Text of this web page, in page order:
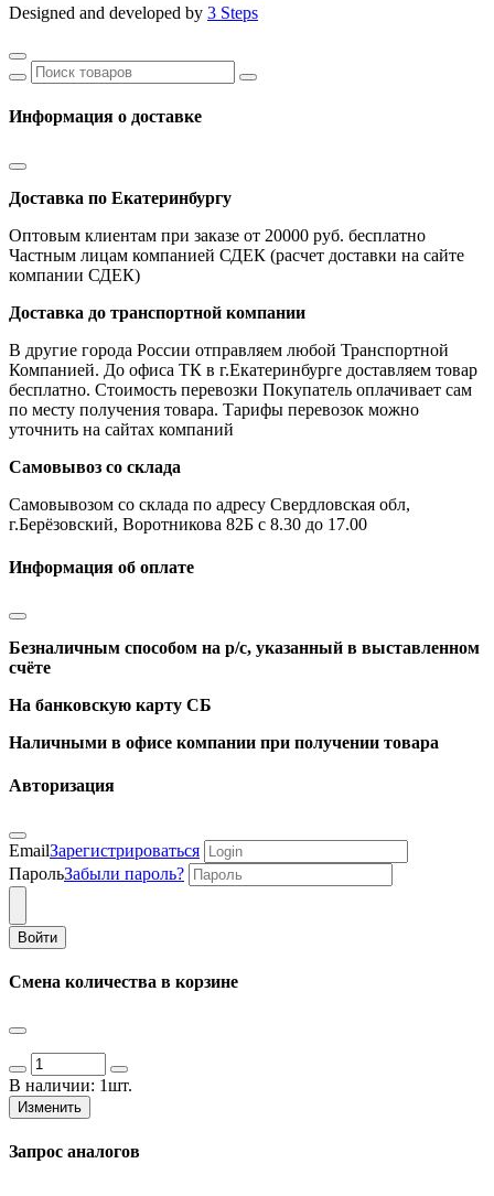
Designed and developed by 3 Steps
Информация о доставке
Доставка по Екатеринбургу
Оптовым клиентам при заказе от 20000 руб. бесплатно
Частным лицам компанией СДЕК (расчет доставки на сайте
компании СДЕК)
Доставка до транспортной компании
В другие города России отправляем любой Транспортной
Компанией. До офиса ТК в г.Екатеринбурге доставляем товар
бесплатно. Стоимость перевозки Покупатель оплачивает сам
по месту получения товара. Тарифы перевозок можно
уточнить на сайтах компаний
Самовывоз со склада
Самовывозом со склада по адресу Свердловская обл,
г.Берёзовский, Воротникова 82Б с 8.30 до 17.00
Информация об оплате
Безналичным способом на р/с, указанный в выставленном
счёте
На банковскую карту СБ
Наличными в офисе компании при получении товара
Авторизация
EmailЗарегистрироваться
ПарольЗабыли пароль?
Войти
Смена количества в корзине
В наличии: 1шт.
Изменить
Запрос аналогов